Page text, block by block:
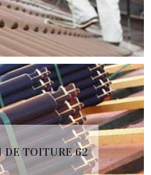
DE TOITURE 62